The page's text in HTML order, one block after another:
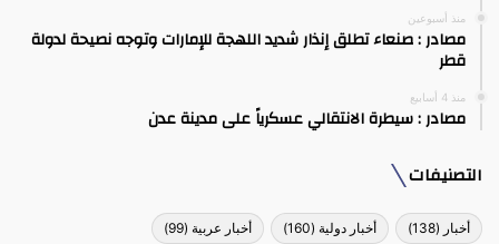
منذ أسبوعين
مصادر : صنعاء تطلق إنذار شديد اللهجة للإمارات وتوجه نصيحة لدولة
قطر
منذ 4 أسابيع
مصادر : سيطرة الانتقالي عسكرياً على مدينة عدن
التصنيفات
أخبار (138) أخبار دولية (160) أخبار عربية (99)